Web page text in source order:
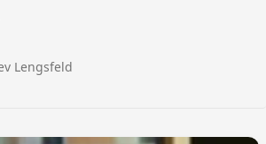
Lengsfeld